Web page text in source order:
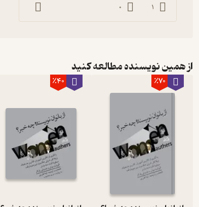
1
0
از همین نویسنده مطالعه کنید
٪70 ٪40